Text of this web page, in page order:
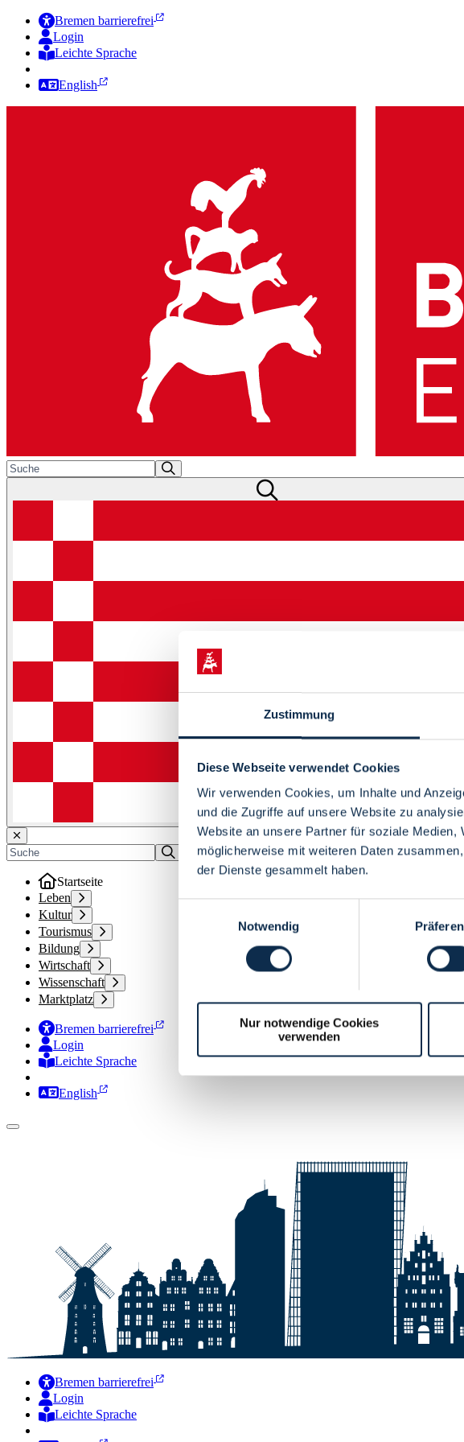
Zustimmung
Diese Webseite verwendet Cookies
Wir verwenden Cookies, um Inhalte und
und die Zugriffe auf unsere Website zu
Website an unsere Partner für soziale
möglicherweise mit weiteren Daten
der Dienste gesammelt haben.
Notwendig
Nur notwendige Cookies
verwenden
Bremen barrierefrei
Login
Leichte Sprache
English
Startseite
Leben
Kultur
Tourismus
Bildung
Wirtschaft
Wissenschaft
Marktplatz
Bremen barrierefrei
Login
Leichte Sprache
Zur Deutschen Gebärdensprache
English
Bremen barrierefrei
Login
Leichte Sprache